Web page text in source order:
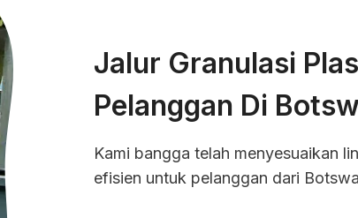
Jalur Granulasi
Pelanggan Di
Kami bangga telah menyesuaikan
efisien untuk pelanggan dari